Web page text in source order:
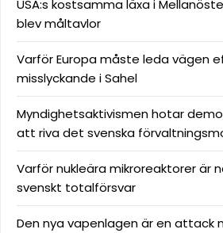
USA:s kostsamma läxa i
blev måltavlor
Varför Europa måste leda vägen
misslyckande i Sahel
Myndighetsaktivismen hotar
att riva det svenska
Varför nukleära mikroreaktorer är
svenskt totalförsvar
Den nya vapenlagen är en attack